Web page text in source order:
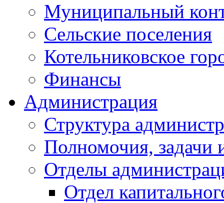
Муниципальный
Сельские поселения
Котельниковское
Финансы
Администрация
Структура
Полномочия, задачи
Отделы
Отдел